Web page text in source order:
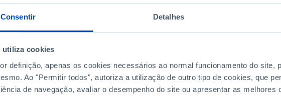
Consentir Detalhes
utiliza cookies
definição, apenas os cookies necessários ao normal funcionamento do site,
Ao "Permitir todos", autoriza a utilização de outro tipo de cookies, que
de navegação, avaliar o desempenho do site ou apresentar as melhores